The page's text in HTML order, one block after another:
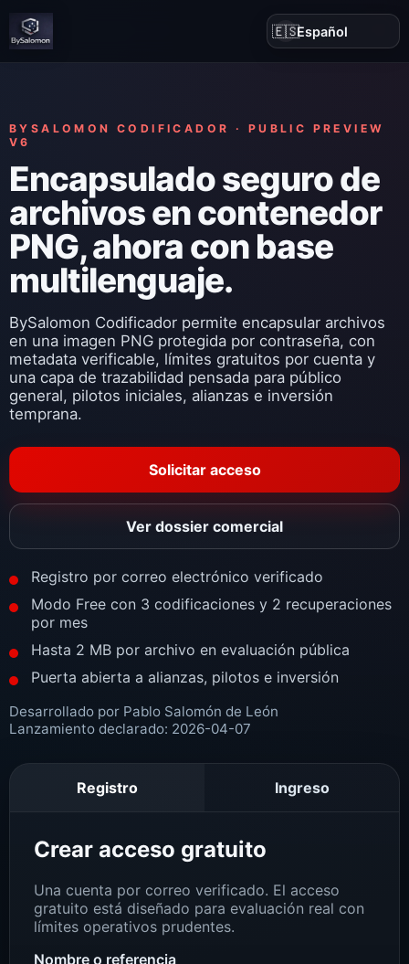
🇪🇸
BYSALOMON CODIFICADOR · PUBLIC PREVIEW
V6
Encapsulado seguro de
archivos en contenedor
PNG, ahora con base
multilenguaje.
BySalomon Codificador permite encapsular archivos
en una imagen PNG protegida por contraseña, con
metadata verificable, límites gratuitos por cuenta y
una capa de trazabilidad pensada para público
general, pilotos iniciales, alianzas e inversión
temprana.
Solicitar acceso
Ver dossier comercial
Registro por correo electrónico verificado
Modo Free con 3 codificaciones y 2 recuperaciones
por mes
Hasta 2 MB por archivo en evaluación pública
Puerta abierta a alianzas, pilotos e inversión
Desarrollado por Pablo Salomón de León
Lanzamiento declarado: 2026-04-07
Registro Ingreso
Crear acceso gratuito
Una cuenta por correo verificado. El acceso
gratuito está diseñado para evaluación real con
límites operativos prudentes.
Nombre o referencia